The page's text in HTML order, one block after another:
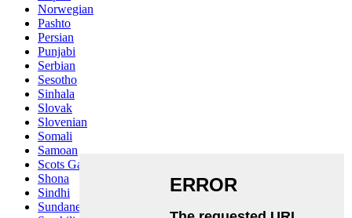
Norwegian
Pashto
Persian
Punjabi
Serbian
Sesotho
Sinhala
Slovak
Slovenian
Somali
Samoan
Scots Gaelic
Shona
Sindhi
Sundanese